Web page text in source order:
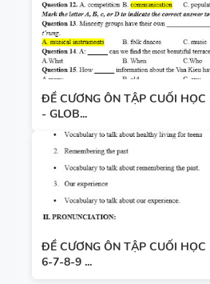
ĐỀ CƯƠNG ÔN TẬP CUỐI
- GLOB...
ĐỀ CƯƠNG ÔN TẬP CUỐI HỌC
6-7-8-9 ...